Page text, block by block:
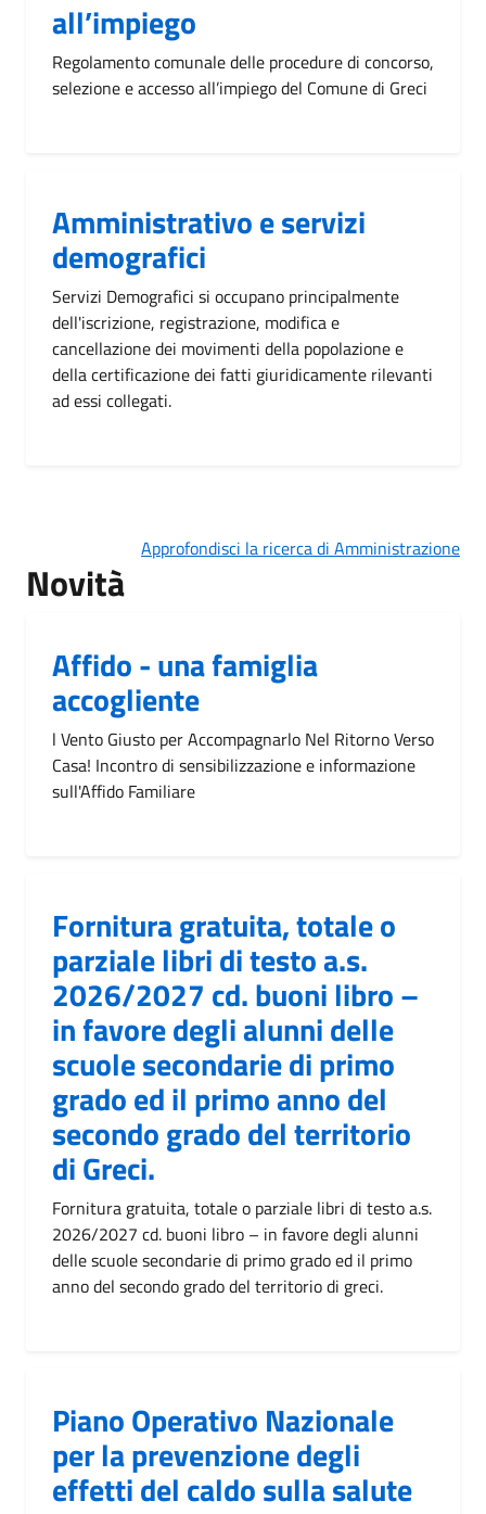
all’impiego
Regolamento comunale delle procedure di concorso,
selezione e accesso all’impiego del Comune di Greci
Amministrativo e servizi
demografici
Servizi Demografici si occupano principalmente
dell'iscrizione, registrazione, modifica e
cancellazione dei movimenti della popolazione e
della certificazione dei fatti giuridicamente rilevanti
ad essi collegati.
Approfondisci la ricerca di Amministrazione
Novità
Affido - una famiglia
accogliente
l Vento Giusto per Accompagnarlo Nel Ritorno Verso
Casa! Incontro di sensibilizzazione e informazione
sull'Affido Familiare
Fornitura gratuita, totale o
parziale libri di testo a.s.
2026/2027 cd. buoni libro –
in favore degli alunni delle
scuole secondarie di primo
grado ed il primo anno del
secondo grado del territorio
di Greci.
Fornitura gratuita, totale o parziale libri di testo a.s.
2026/2027 cd. buoni libro – in favore degli alunni
delle scuole secondarie di primo grado ed il primo
anno del secondo grado del territorio di greci.
Piano Operativo Nazionale
per la prevenzione degli
effetti del caldo sulla salute